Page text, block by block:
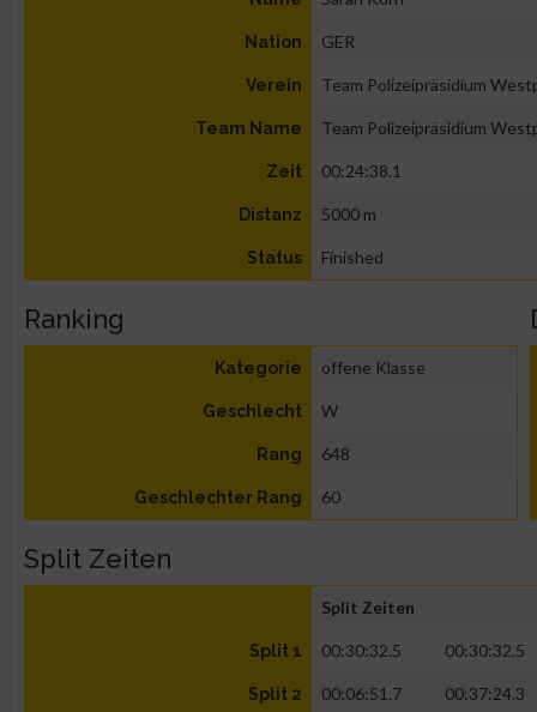
Nation GER
Verein Team Polizeipräsidium
Team Name Team Polizeipräsidium
Zeit 00:24:38.1
Distanz 5000 m
Status Finished
Ranking
Kategorie offene Klasse
Geschlecht W
Rang 648
Geschlechter Rang 60
Split Zeiten
Split Zeiten
Split 1 00:30:32.5 00:30:32.5
Split 2 00:06:51.7 00:37:24.3